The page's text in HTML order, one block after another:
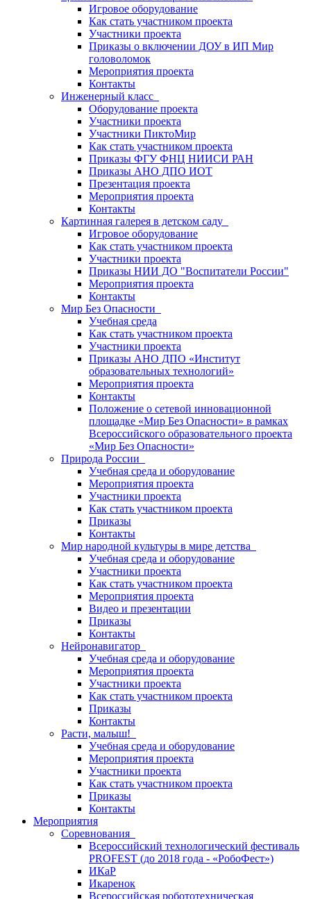
Игровое оборудование
Как стать участником проекта
Участники проекта
Приказы о включении ДОУ в ИП Мир
головоломок
Мероприятия проекта
Контакты
Инженерный класс
Оборудование проекта
Участники проекта
Участники ПиктоМир
Как стать участником проекта
Приказы ФГУ ФНЦ НИИСИ РАН
Приказы АНО ДПО ИОТ
Презентация проекта
Мероприятия проекта
Контакты
Картинная галерея в детском саду
Игровое оборудование
Как стать участником проекта
Участники проекта
Приказы НИИ ДО "Воспитатели России"
Мероприятия проекта
Контакты
Мир Без Опасности
Учебная среда
Как стать участником проекта
Участники проекта
Приказы АНО ДПО «Институт
образовательных технологий»
Мероприятия проекта
Контакты
Положение о сетевой инновационной
площадке «Мир Без Опасности» в рамках
Всероссийского образовательного проекта
«Мир Без Опасности»
Природа России
Учебная среда и оборудование
Мероприятия проекта
Участники проекта
Как стать участником проекта
Приказы
Контакты
Мир народной культуры в мире детства
Учебная среда и оборудование
Участники проекта
Как стать участником проекта
Мероприятия проекта
Видео и презентации
Приказы
Контакты
Нейронавигатор
Учебная среда и оборудование
Мероприятия проекта
Участники проекта
Как стать участником проекта
Приказы
Контакты
Расти, малыш!
Учебная среда и оборудование
Мероприятия проекта
Участники проекта
Как стать участником проекта
Приказы
Контакты
Мероприятия
Соревнования
Всероссийский технологический фестиваль
PROFEST (до 2018 года - «РобоФест»)
ИКаР
Икаренок
Всероссийская робототехническая